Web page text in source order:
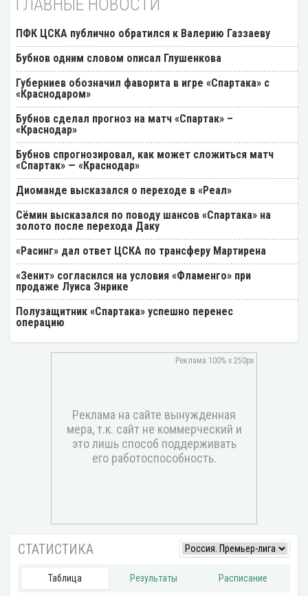
ГЛАВНЫЕ НОВОСТИ
ПФК ЦСКА публично обратился к Валерию Газзаеву
Бубнов одним словом описал Глушенкова
Губерниев обозначил фаворита в игре «Спартака» с
«Краснодаром»
Бубнов сделал прогноз на матч «Спартак» –
«Краснодар»
Бубнов спрогнозировал, как может сложиться матч
«Спартак» — «Краснодар»
Диоманде высказался о переходе в «Реал»
Cёмин высказался по поводу шансов «Спартака» на
золото после перехода Даку
«Расинг» дал ответ ЦСКА по трансферу Мартирена
«Зенит» согласился на условия «Фламенго» при
продаже Луиса Энрике
Полузащитник «Спартака» успешно перенес
операцию